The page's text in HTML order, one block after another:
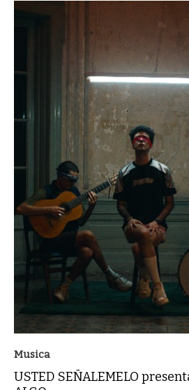
Musica
USTED SEÑALEMELO